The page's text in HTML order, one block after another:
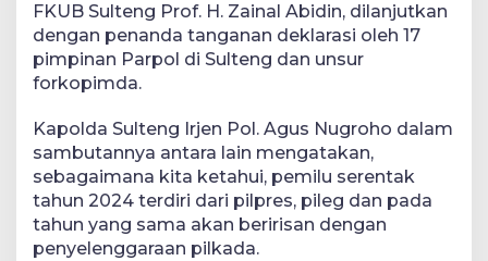
FKUB Sulteng Prof. H. Zainal Abidin, dilanjutkan
dengan penanda tanganan deklarasi oleh 17
pimpinan Parpol di Sulteng dan unsur
forkopimda.
Kapolda Sulteng Irjen Pol. Agus Nugroho dalam
sambutannya antara lain mengatakan,
sebagaimana kita ketahui, pemilu serentak
tahun 2024 terdiri dari pilpres, pileg dan pada
tahun yang sama akan beririsan dengan
penyelenggaraan pilkada.